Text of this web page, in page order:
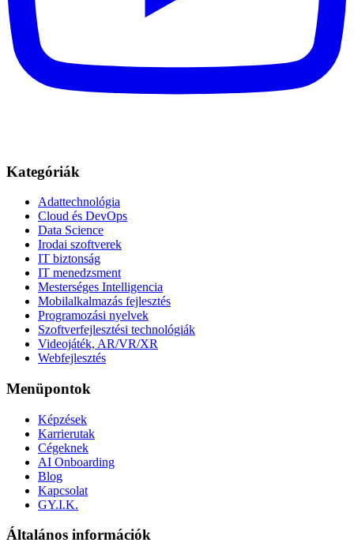
Kategóriák
Adattechnológia
Cloud és DevOps
Data Science
Irodai szoftverek
IT biztonság
IT menedzsment
Mesterséges Intelligencia
Mobilalkalmazás fejlesztés
Programozási nyelvek
Szoftverfejlesztési technológiák
Videojáték, AR/VR/XR
Webfejlesztés
Menüpontok
Képzések
Karrierutak
Cégeknek
AI Onboarding
Blog
Kapcsolat
GY.I.K.
Általános információk